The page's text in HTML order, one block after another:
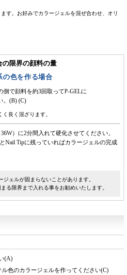
す。お好みでカラージェルを混ぜ合わせ、オリ
限界の顔料の量
の色を作る場合
側で顔料を約3回取ってP-GELに
。(B) (C)
良く混ざります。
）に2分間入れて硬化させてください。
Nail Tipに残っていればカラージェルの完成
ェルが固まらないことがあります。
る限界まで入れる事をお勧めいたします。
(A)
色のカラージェルを作ってください(C)